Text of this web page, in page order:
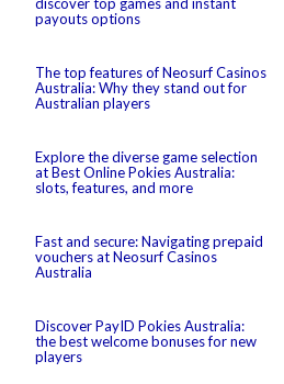
payouts options
The top features of Neosurf Casinos
Australia: Why they stand out for
Australian players
Explore the diverse game selection
at Best Online Pokies Australia:
slots, features, and more
Fast and secure: Navigating prepaid
vouchers at Neosurf Casinos
Australia
Discover PayID Pokies Australia:
the best welcome bonuses for new
players